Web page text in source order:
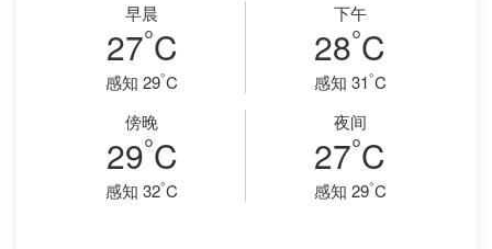
早晨
27°C
感知 29°C
下午
28°C
感知 31°C
傍晚
29°C
感知 32°C
夜间
27°C
感知 29°C